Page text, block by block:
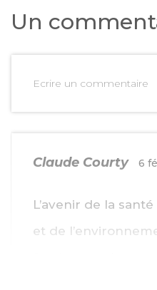
Un
Ecrire un commentaire
Claude Courty 6
L’avenir de la
et de